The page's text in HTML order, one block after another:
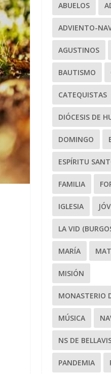
ABUELOS
ADVIENTO-
AGUSTINOS
BAUTISMO
CATEQUISTAS
DIÓCESIS DE
DOMINGO
ESPÍRITU
FAMILIA
IGLESIA
LA VID
MARÍA
MISIÓN
MONASTERIO
MÚSICA
NS DE
PANDEMIA